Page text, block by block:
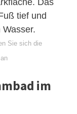
tief und
Sie sich die
im